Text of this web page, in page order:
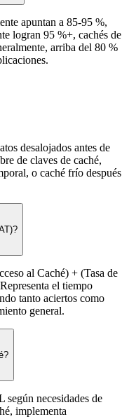
apuntan a 85-95 %,
logran 95 %+, cachés de
arriba del 80 %
desalojados antes de
de claves de caché,
o caché frío después
al Caché) + (Tasa de
el tiempo
tanto aciertos como
general.
según necesidades de
implementa